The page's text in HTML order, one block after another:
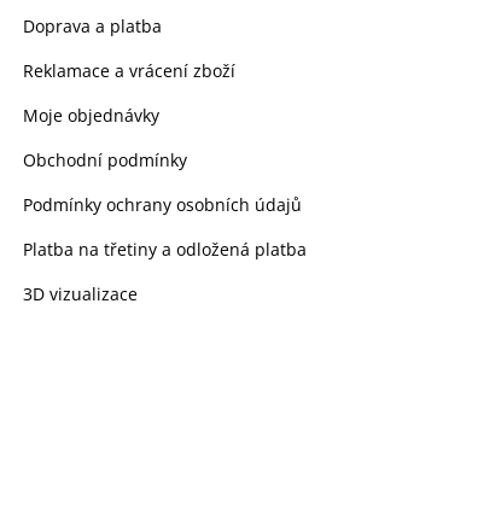
Doprava a platba
Reklamace a vrácení zboží
Moje objednávky
Obchodní podmínky
Podmínky ochrany osobních údajů
Platba na třetiny a odložená platba
3D vizualizace